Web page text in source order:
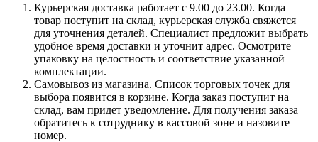
Курьерская доставка работает с 9.00 до 23.00. Когда
товар поступит на склад, курьерская служба свяжется
для уточнения деталей. Специалист предложит выбрать
удобное время доставки и уточнит адрес. Осмотрите
упаковку на целостность и соответствие указанной
комплектации.
Самовывоз из магазина. Список торговых точек для
выбора появится в корзине. Когда заказ поступит на
склад, вам придет уведомление. Для получения заказа
обратитесь к сотруднику в кассовой зоне и назовите
номер.